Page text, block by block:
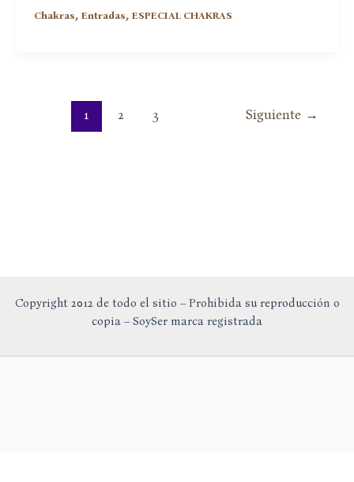
Poder
Chakras,Entradas,ESPECIAL CHAKRAS
1 2 3 Siguiente →
Copyright 2012 de todo el sitio – Prohibida su reproducción o
copia – SoySer marca registrada